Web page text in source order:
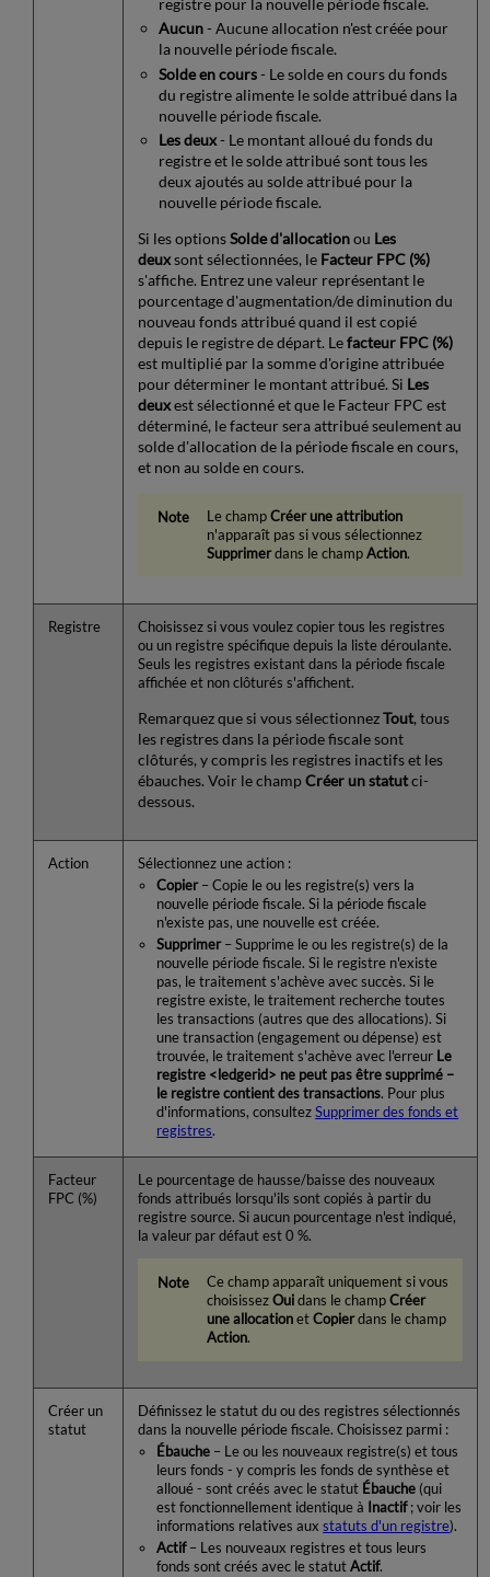
Aucun- Aucune allocation n'est créée pour
la nouvelle période fiscale.
Solde en cours- Le solde en cours du fonds
du registre alimente le solde attribué dans la
nouvelle période fiscale.
Les deux- Le montant alloué du fonds du
registre et le solde attribué sont tous les
deux ajoutés au solde attribué pour la
nouvelle période fiscale.
Si les optionsSolde d'allocationou Les
deuxsont sélectionnées, le Facteur FPC (%)
s'affiche. Entrez une valeur représentant le
pourcentage d'augmentation/de diminution du
nouveau fonds attribué quand il est copié
depuis le registre de départ. Lefacteur FPC (%)
est multiplié par la somme d'origine attribuée
pour déterminer le montant attribué. Si Les
deuxest sélectionné et que le Facteur FPC est
déterminé, le facteur sera attribué seulement au
solde d'allocation de la période fiscale en cours,
et non au solde en cours.
Le champ Créer une attribution
n'apparaît pas si vous sélectionnez
Supprimerdans le champ Action.
Registre
Choisissez si vous voulez copier tous les registres
ou un registre spécifique depuis la liste déroulante.
Seuls les registres existant dans la période fiscale
affichée et non clôturés s'affichent.
Remarquez que si vous sélectionnezTout, tous
les registres dans la période fiscale sont
clôturés, y compris les registres inactifs et les
ébauches. Voir le champCréer un statutci-
dessous.
Action
Sélectionnez une action :
Copier– Copie le ou les registre(s) vers la
nouvelle période fiscale. Si la période fiscale
n'existe pas, une nouvelle est créée.
Supprimer– Supprime le ou les registre(s) de la
nouvelle période fiscale. Si le registre n'existe
pas, le traitement s'achève avec succès. Si le
registre existe, le traitement recherche toutes
les transactions (autres que des allocations). Si
une transaction (engagement ou dépense) est
trouvée, le traitement s'achève avec l'erreur Le
registre <ledgerid> ne peut pas être supprimé –
le registre contient des transactions. Pour plus
d'informations, consultezSupprimer des fonds et
registres.
Facteur
FPC (%)
Le pourcentage de hausse/baisse des nouveaux
fonds attribués lorsqu'ils sont copiés à partir du
registre source. Si aucun pourcentage n'est indiqué,
la valeur par défaut est 0 %.
Ce champ apparaît uniquement si vous
choisissez Ouidans le champ Créer
une allocationet Copierdans le champ
Action.
Créer un
statut
Définissez le statut du ou des registres sélectionnés
dans la nouvelle période fiscale. Choisissez parmi :
Ébauche – Le ou les nouveaux registre(s) et tous
leurs fonds - y compris les fonds de synthèse et
alloué - sont créés avec le statut Ébauche (qui
est fonctionnellement identique à Inactif; voir les
informations relatives auxstatuts d'un registre).
Actif– Les nouveaux registres et tous leurs
fonds sont créés avec le statutActif.